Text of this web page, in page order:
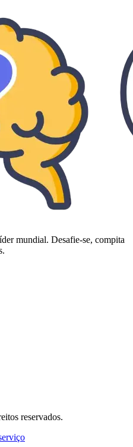
mundial. Desafie-se, compita
reservados.